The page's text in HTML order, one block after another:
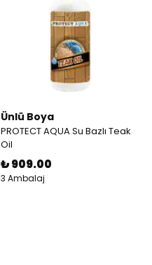
Ünlü Boya
PROTECT AQUA Su Bazlı Teak
Oil
₺ 909.00
3 Ambalaj